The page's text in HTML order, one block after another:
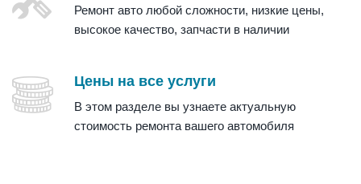
Ремонт авто любой сложности, низкие цены,
высокое качество, запчасти в наличии
Цены на все услуги
В этом разделе вы узнаете актуальную
стоимость ремонта вашего автомобиля